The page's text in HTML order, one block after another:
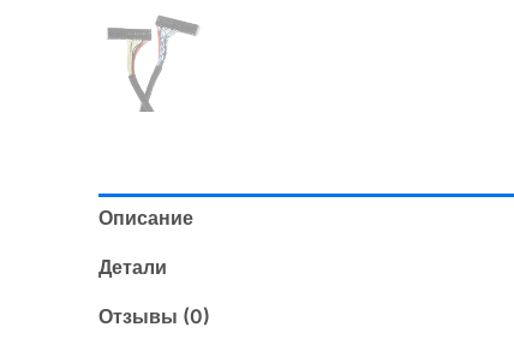
Описание
Детали
Отзывы (0)